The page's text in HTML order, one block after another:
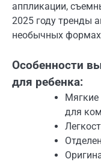
аппликации,
2025 году тренды
необычных
Особенности
для ребенка:
Мягкие
для